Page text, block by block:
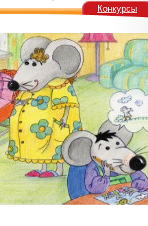
Конкурсы